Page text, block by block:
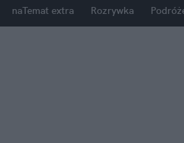
naTemat extra Rozrywka